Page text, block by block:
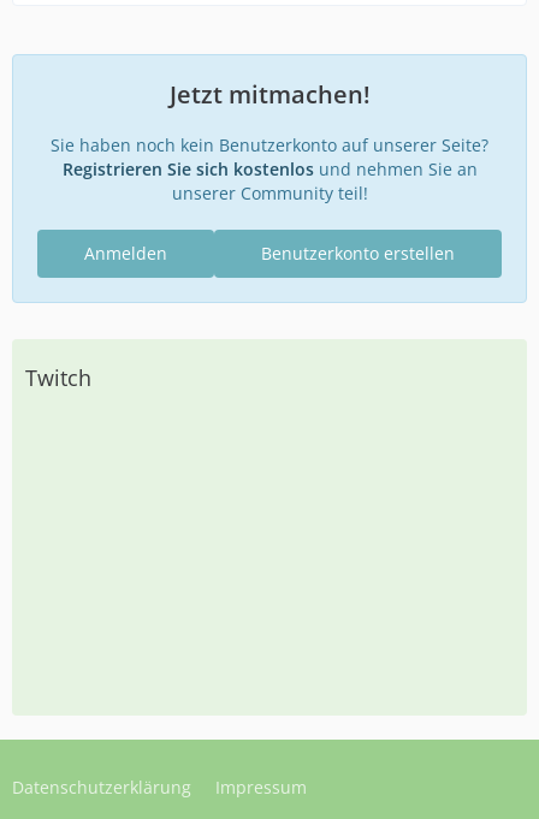
Jetzt mitmachen!
Sie haben noch kein Benutzerkonto auf unserer Seite?
Registrieren Sie sich kostenlosund nehmen Sie an
unserer Community teil!
Benutzerkonto erstellen
Anmelden
Twitch
Datenschutzerklärung Impressum